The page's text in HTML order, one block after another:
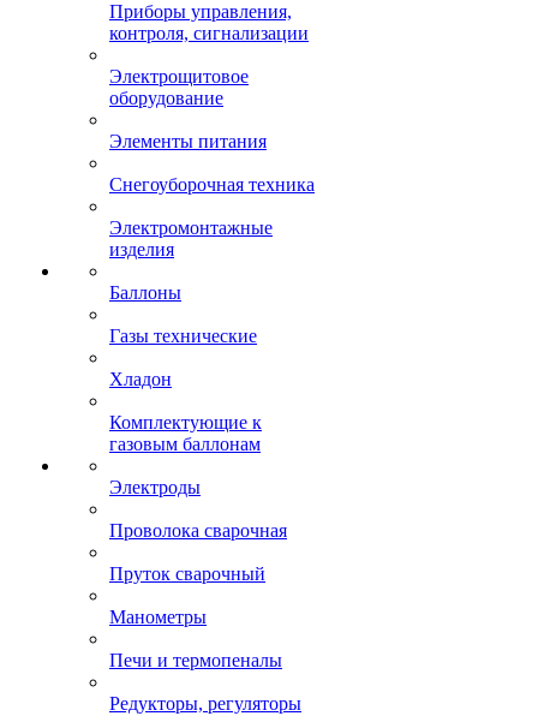
Приборы управления,
контроля, сигнализации
Электрощитовое
оборудование
Элементы питания
Снегоуборочная техника
Электромонтажные
изделия
Баллоны
Газы технические
Хладон
Комплектующие к
газовым баллонам
Электроды
Проволока сварочная
Пруток сварочный
Манометры
Печи и термопеналы
Редукторы, регуляторы